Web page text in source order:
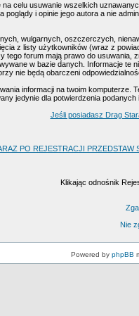
celu usuwanie wszelkich
i opinie jego autora a nie
wulgarnych, oszczerczych,
z listy użytkowników (wraz z
tego forum mają prawo do
w bazie danych. Informacje te
nie będą obarczeni
informacji na twoim komputerze.
jedynie dla potwierdzenia podanych
Jeśli posiadasz Drag
PO REJESTRACJI PRZEDSTAW
Klikając odnośnik
Nie
Powered by phpBB